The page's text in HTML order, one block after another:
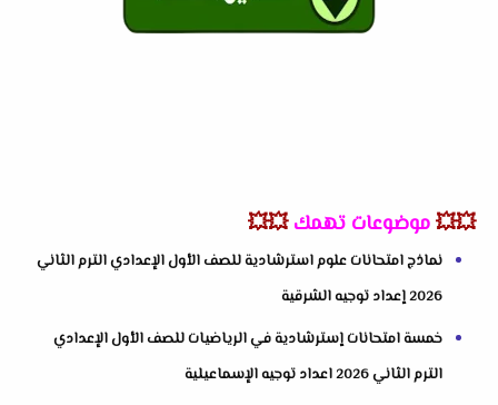
💥💥موضوعات تهمك 💥💥
نماذج امتحانات علوم استرشادية للصف الأول الإعدادي الترم الثاني
2026 إعداد توجيه الشرقية
خمسة امتحانات إسترشادية في الرياضيات للصف الأول الإعدادي
الترم الثاني 2026 اعداد توجيه الإسماعيلية